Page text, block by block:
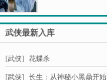
武侠最新入库
[武侠] 花蝶杀
[武侠] 长生：从神秘小黑鼎开始